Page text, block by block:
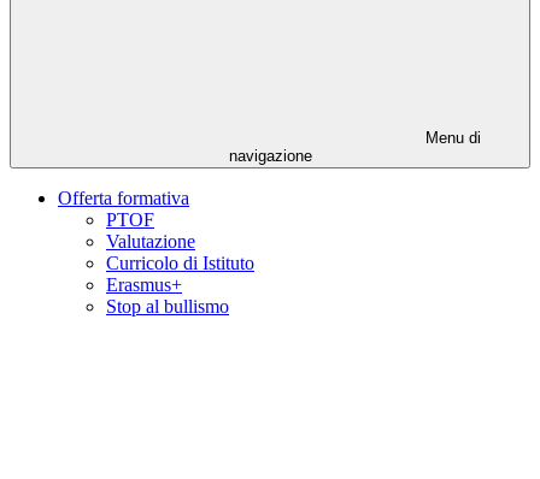
Menu di
navigazione
Offerta formativa
PTOF
Valutazione
Curricolo di Istituto
Erasmus+
Stop al bullismo